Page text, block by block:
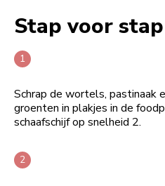
Stap voor stap
Schrap de wortels, pastinaak
groenten in plakjes in de
schaafschijf op snelheid 2.